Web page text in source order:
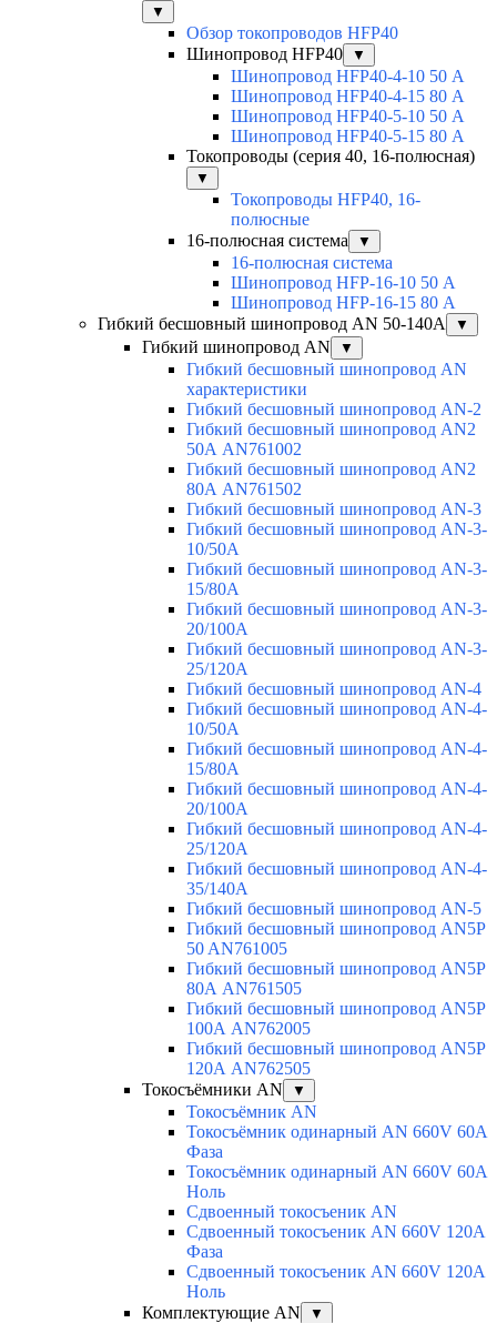
▼
Обзор токопроводов HFP40
Шинопровод HFP40
▼
Шинопровод HFP40-4-10 50 А
Шинопровод HFP40-4-15 80 А
Шинопровод HFP40-5-10 50 А
Шинопровод HFP40-5-15 80 А
Токопроводы (серия 40, 16-полюсная)
▼
Токопроводы HFP40, 16-
полюсные
16-полюсная система
▼
16-полюсная система
Шинопровод HFP-16-10 50 А
Шинопровод HFP-16-15 80 А
Гибкий бесшовный шинопровод AN 50-140А
▼
Гибкий шинопровод AN ▼
Гибкий бесшовный шинопровод AN
характеристики
Гибкий бесшовный шинопровод AN-2
Гибкий бесшовный шинопровод AN2
50А AN761002
Гибкий бесшовный шинопровод AN2
80А AN761502
Гибкий бесшовный шинопровод AN-3
Гибкий бесшовный шинопровод AN-3-
10/50A
Гибкий бесшовный шинопровод AN-3-
15/80A
Гибкий бесшовный шинопровод AN-3-
20/100A
Гибкий бесшовный шинопровод AN-3-
25/120A
Гибкий бесшовный шинопровод AN-4
Гибкий бесшовный шинопровод AN-4-
10/50A
Гибкий бесшовный шинопровод AN-4-
15/80A
Гибкий бесшовный шинопровод AN-4-
20/100A
Гибкий бесшовный шинопровод AN-4-
25/120A
Гибкий бесшовный шинопровод AN-4-
35/140A
Гибкий бесшовный шинопровод AN-5
Гибкий бесшовный шинопровод AN5P
50 AN761005
Гибкий бесшовный шинопровод AN5P
80А AN761505
Гибкий бесшовный шинопровод AN5P
100А AN762005
Гибкий бесшовный шинопровод AN5P
120А AN762505
Токосъёмники AN
▼
Токосъёмник AN
Токосъёмник одинарный AN 660V 60A
Фаза
Токосъёмник одинарный AN 660V 60A
Ноль
Сдвоенный токосъеник AN
Сдвоенный токосъеник AN 660V 120A
Фаза
Сдвоенный токосъеник AN 660V 120A
Ноль
Комплектующие AN
▼